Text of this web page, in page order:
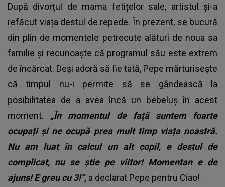
După divorțul de mama fetițelor sale, artistul și-a
refăcut viața destul de repede. În prezent, se bucură
din plin de momentele petrecute alături de noua sa
familie și recunoaște că programul său este extrem
de încărcat. Deși adoră să fie tată, Pepe mărturisește
că timpul nu-i permite să se gândească la
posibilitatea de a avea încă un bebeluș în acest
moment. „În momentul de față suntem foarte
ocupați și ne ocupă prea mult timp viața noastră.
Nu am luat în calcul un alt copil, e destul de
complicat, nu se știe pe viitor! Momentan e de
ajuns! E greu cu 3!”, a declarat Pepe pentru Ciao!